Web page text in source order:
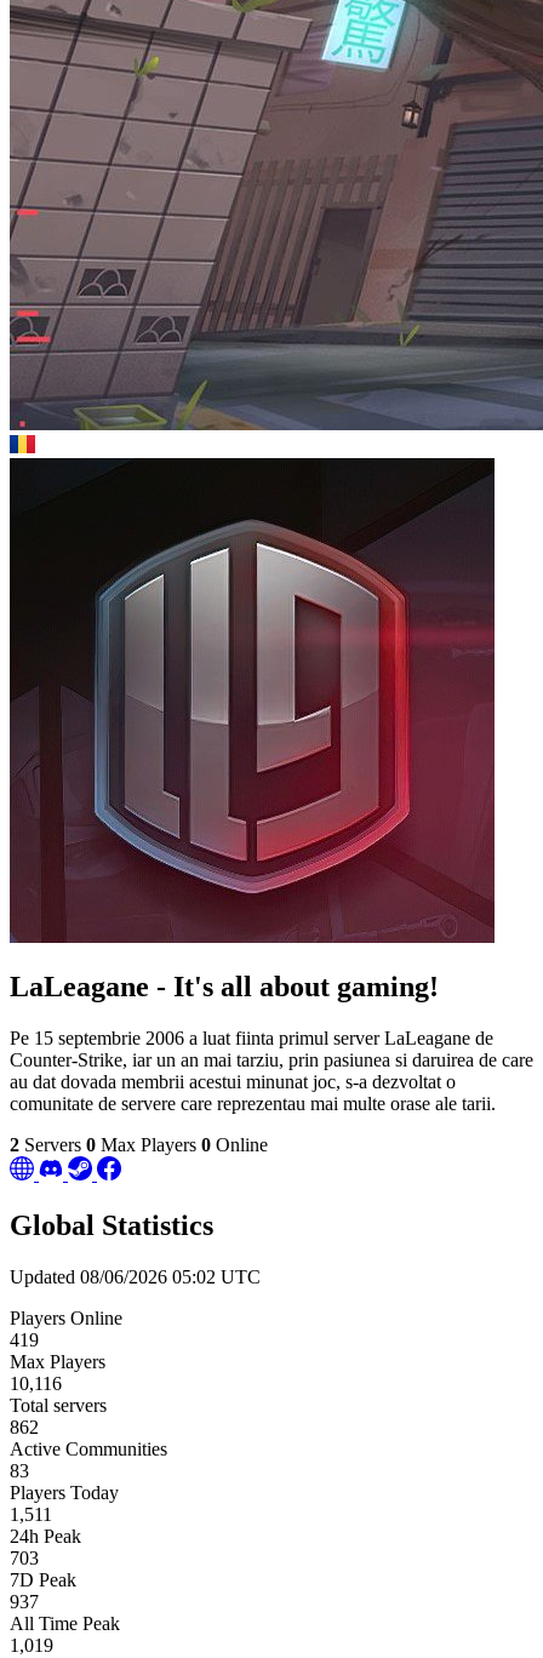
LaLeagane - It's all about gaming!
Pe 15 septembrie 2006 a luat fiinta primul server LaLeagane de
Counter-Strike, iar un an mai tarziu, prin pasiunea si daruirea de care
au dat dovada membrii acestui minunat joc, s-a dezvoltat o
comunitate de servere care reprezentau mai multe orase ale tarii.
2 Servers 0 Max Players 0 Online
Global Statistics
Updated 08/06/2026 05:02 UTC
Players Online
419
Max Players
10,116
Total servers
862
Active Communities
83
Players Today
1,511
24h Peak
703
7D Peak
937
All Time Peak
1,019